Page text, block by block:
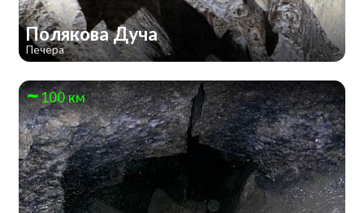
Полякова Дуча
Печера
100 км